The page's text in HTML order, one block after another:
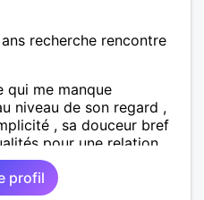
recherche rencontre
qui me manque
niveau de son regard ,
, sa douceur bref
pour une relation
profil